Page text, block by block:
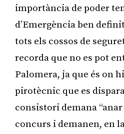
importància de poder
d’Emergència ben
tots els cossos de
recorda que no es pot
Palomera, ja que és on
pirotècnic que es
consistori demana “anar
concurs i demanen, en